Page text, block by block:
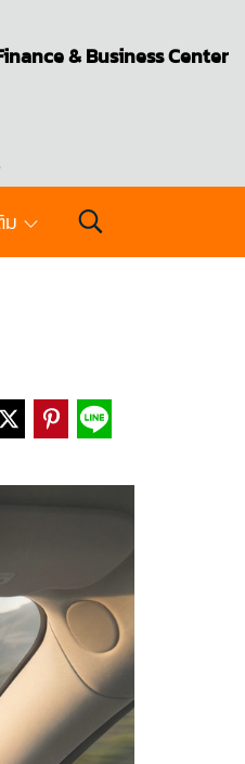
& Business Center
ม